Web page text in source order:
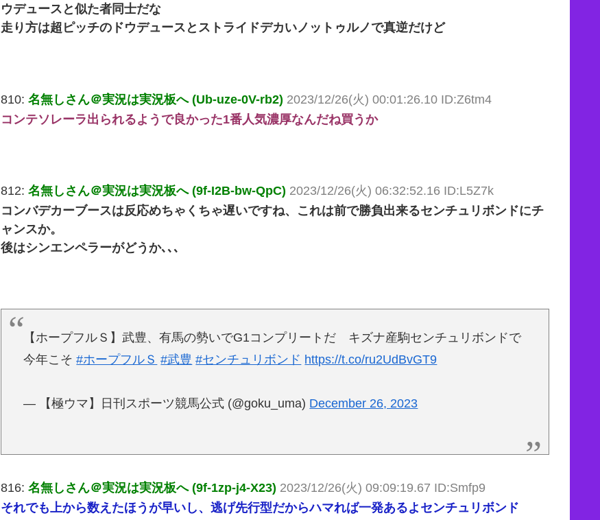
ウデュースと似た者同士だな
走り方は超ピッチのドウデュースとストライドデカいノットゥルノで真逆だけど
810: 名無しさん＠実況は実況板へ (Ub-uze-0V-rb2) 2023/12/26(火) 00:01:26.10 ID:Z6tm4
コンテソレーラ出られるようで良かった1番人気濃厚なんだね買うか
812: 名無しさん＠実況は実況板へ (9f-I2B-bw-QpC) 2023/12/26(火) 06:32:52.16 ID:L5Z7k
コンバデカーブースは反応めちゃくちゃ遅いですね、これは前で勝負出来るセンチュリボンドにチ
ャンスか。
後はシンエンペラーがどうか､､､
【ホープフルＳ】武豊、有馬の勢いでG1コンプリートだ キズナ産駒センチュリボンドで
今年こそ#ホープフルＳ #武豊 #センチュリボンド https://t.co/ru2UdBvGT9
— 【極ウマ】日刊スポーツ競馬公式 (@goku_uma) December 26, 2023
816: 名無しさん＠実況は実況板へ (9f-1zp-j4-X23) 2023/12/26(火) 09:09:19.67 ID:Smfp9
それでも上から数えたほうが早いし、逃げ先行型だからハマれば一発あるよセンチュリボンド